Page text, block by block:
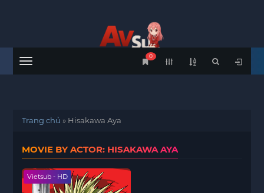
Menu
0
Trang chủ » Hisakawa Aya
MOVIE BY ACTOR: HISAKAWA AYA
Vietsub - HD